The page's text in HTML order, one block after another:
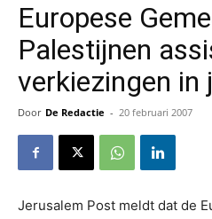
Europese
Palestijnen
verkiezingen in
Door De Redactie - 20 februari 2007
Jerusalem Post meldt dat de